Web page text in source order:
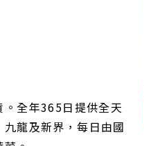
全年365日提供全天
龍及新界，每日由國